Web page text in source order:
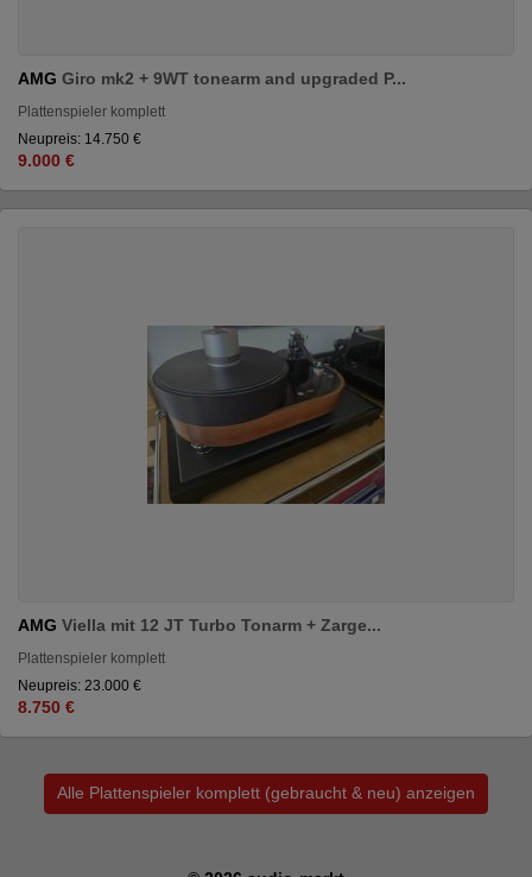
AMG Giro mk2 + 9WT tonearm and upgraded P...
Plattenspieler komplett
Neupreis: 14.750 €
9.000 €
AMG Viella mit 12 JT Turbo Tonarm + Zarge...
Plattenspieler komplett
Neupreis: 23.000 €
8.750 €
Alle Plattenspieler komplett (gebraucht & neu) anzeigen